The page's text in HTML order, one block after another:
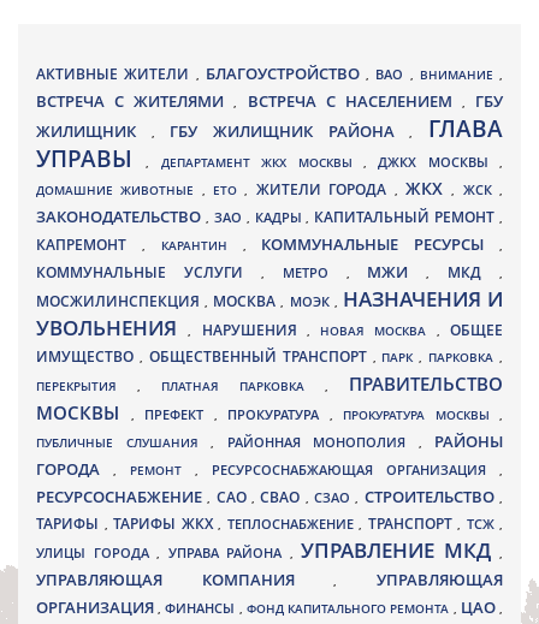
АКТИВНЫЕ ЖИТЕЛИ , БЛАГОУСТРОЙСТВО , ВАО , ВНИМАНИЕ ,
ВСТРЕЧА С ЖИТЕЛЯМИ, ВСТРЕЧА С НАСЕЛЕНИЕМ , ГБУ
ЖИЛИЩНИК
, ГБУ ЖИЛИЩНИК РАЙОНА, ГЛАВА
УПРАВЫ, ДЕПАРТАМЕНТ ЖКХ МОСКВЫ ,ДЖКХ МОСКВЫ ,
ДОМАШНИЕ ЖИВОТНЫЕ , ЕТО, ЖИТЕЛИ ГОРОДА , ЖКХ, ЖСК,
ЗАКОНОДАТЕЛЬСТВО , ЗАО , КАДРЫ, КАПИТАЛЬНЫЙ РЕМОНТ ,
КАПРЕМОНТ , КАРАНТИН , КОММУНАЛЬНЫЕ РЕСУРСЫ,
КОММУНАЛЬНЫЕ УСЛУГИ , МЕТРО , МЖИ, МКД ,
МОСЖИЛИНСПЕКЦИЯ, МОСКВА , МОЭК , НАЗНАЧЕНИЯ И
УВОЛЬНЕНИЯ, НАРУШЕНИЯ , НОВАЯ МОСКВА ,ОБЩЕЕ
ИМУЩЕСТВО , ОБЩЕСТВЕННЫЙ ТРАНСПОРТ , ПАРК, ПАРКОВКА ,
ПЕРЕКРЫТИЯ , ПЛАТНАЯ ПАРКОВКА , ПРАВИТЕЛЬСТВО
МОСКВЫ
, ПРЕФЕКТ , ПРОКУРАТУРА , ПРОКУРАТУРА МОСКВЫ ,
ПУБЛИЧНЫЕ СЛУШАНИЯ , РАЙОННАЯ МОНОПОЛИЯ , РАЙОНЫ
ГОРОДА
, РЕМОНТ , РЕСУРСОСНАБЖАЮЩАЯ ОРГАНИЗАЦИЯ ,
РЕСУРСОСНАБЖЕНИЕ, САО,СВАО ,СЗАО, СТРОИТЕЛЬСТВО,
ТАРИФЫ , ТАРИФЫ ЖКХ , ТЕПЛОСНАБЖЕНИЕ , ТРАНСПОРТ , ТСЖ ,
УЛИЦЫ ГОРОДА , УПРАВА РАЙОНА , УПРАВЛЕНИЕ МКД ,
УПРАВЛЯЮЩАЯ КОМПАНИЯ,УПРАВЛЯЮЩАЯ
ОРГАНИЗАЦИЯ,ФИНАНСЫ , ФОНД КАПИТАЛЬНОГО РЕМОНТА , ЦАО,